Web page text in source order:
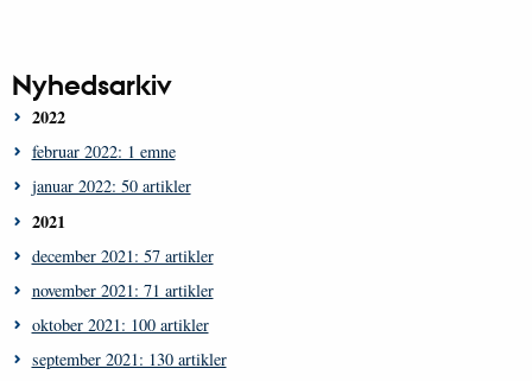
Nyhedsarkiv
2022
februar 2022: 1 emne
januar 2022: 50 artikler
2021
december 2021: 57 artikler
november 2021: 71 artikler
oktober 2021: 100 artikler
september 2021: 130 artikler